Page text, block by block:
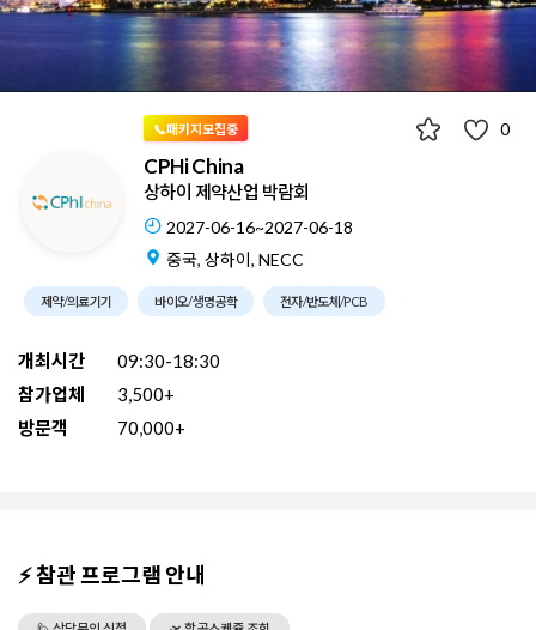
📞패키지모집중 0
CPHi China
상하이 제약산업 박람회
2027-06-16~2027-06-18
중국, 상하이, NECC
제약/의료기기 바이오/생명공학 전자/반도체/PCB
개최시간
09:30-18:30
참가업체
3,500+
방문객
70,000+
⚡ 참관 프로그램 안내